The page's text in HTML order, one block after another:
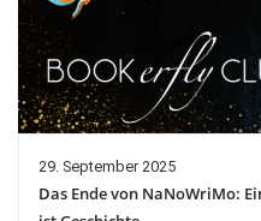
29. September 2025
Das Ende von NaNoWriMo: